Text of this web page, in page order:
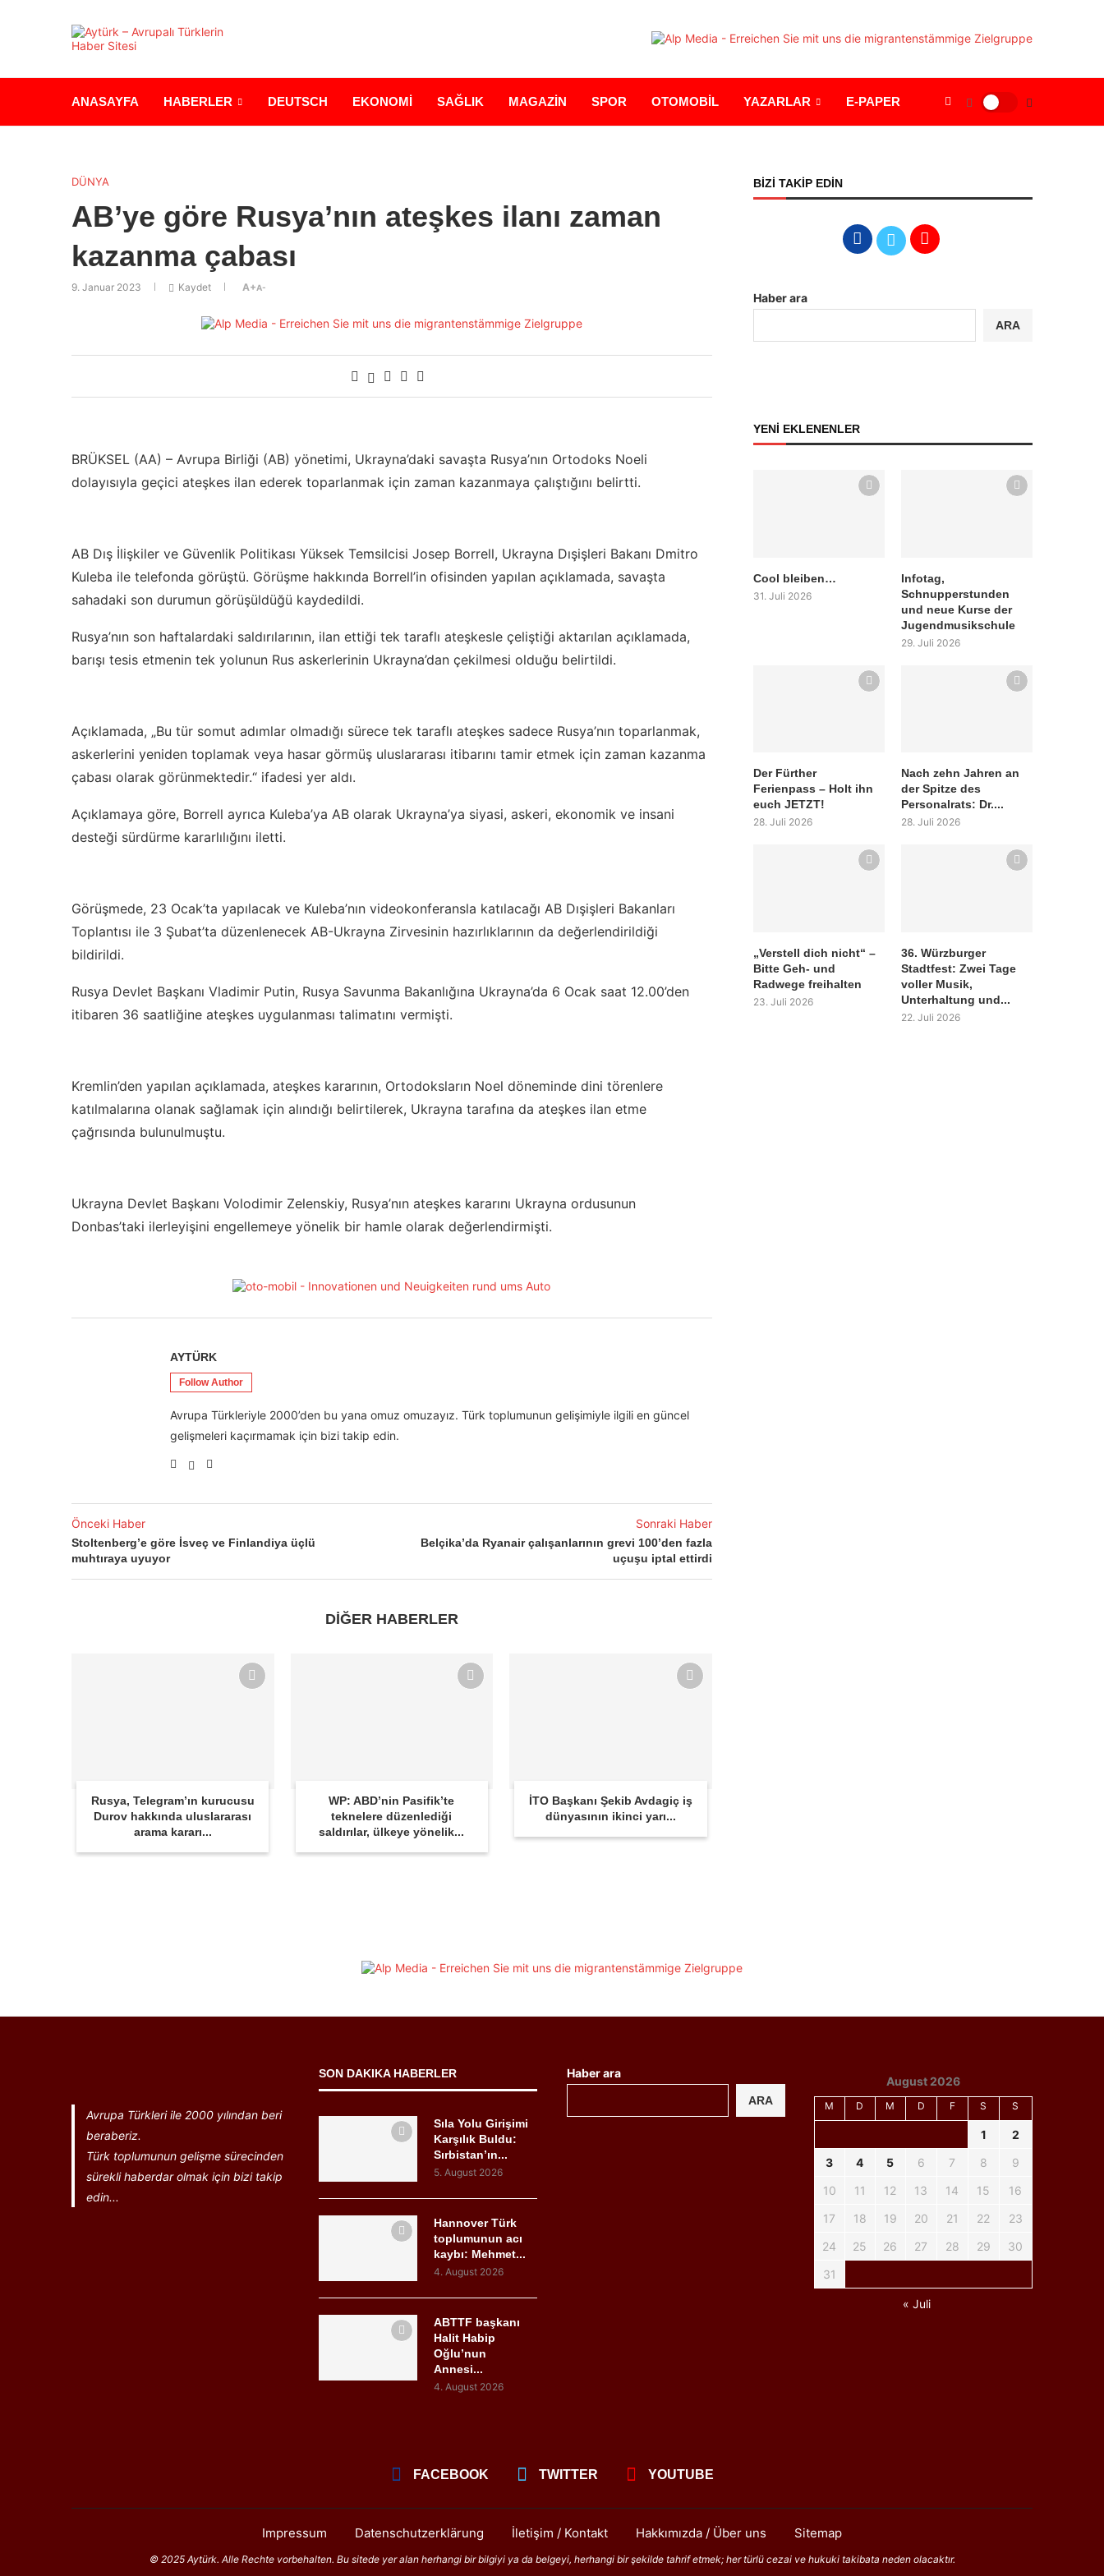
ANASAYFA HABERLER DEUTSCH EKONOMİ SAĞLIK MAGAZİN SPOR OTOMOBİL YAZARLAR E-PAPER
DÜNYA
AB’ye göre Rusya’nın ateşkes ilanı zaman
kazanma çabası
9. Januar 2023 Kaydet A+A-
BRÜKSEL (AA) – Avrupa Birliği (AB) yönetimi, Ukrayna’daki savaşta Rusya’nın Ortodoks Noeli
dolayısıyla geçici ateşkes ilan ederek toparlanmak için zaman kazanmaya çalıştığını belirtti.
AB Dış İlişkiler ve Güvenlik Politikası Yüksek Temsilcisi Josep Borrell, Ukrayna Dışişleri Bakanı Dmitro
Kuleba ile telefonda görüştü. Görüşme hakkında Borrell’in ofisinden yapılan açıklamada, savaşta
sahadaki son durumun görüşüldüğü kaydedildi.
Rusya’nın son haftalardaki saldırılarının, ilan ettiği tek taraflı ateşkesle çeliştiği aktarılan açıklamada,
barışı tesis etmenin tek yolunun Rus askerlerinin Ukrayna’dan çekilmesi olduğu belirtildi.
Açıklamada, „Bu tür somut adımlar olmadığı sürece tek taraflı ateşkes sadece Rusya’nın toparlanmak,
askerlerini yeniden toplamak veya hasar görmüş uluslararası itibarını tamir etmek için zaman kazanma
çabası olarak görünmektedir.“ ifadesi yer aldı.
Açıklamaya göre, Borrell ayrıca Kuleba’ya AB olarak Ukrayna’ya siyasi, askeri, ekonomik ve insani
desteği sürdürme kararlılığını iletti.
Görüşmede, 23 Ocak’ta yapılacak ve Kuleba’nın videokonferansla katılacağı AB Dışişleri Bakanları
Toplantısı ile 3 Şubat’ta düzenlenecek AB-Ukrayna Zirvesinin hazırlıklarının da değerlendirildiği
bildirildi.
Rusya Devlet Başkanı Vladimir Putin, Rusya Savunma Bakanlığına Ukrayna’da 6 Ocak saat 12.00’den
itibaren 36 saatliğine ateşkes uygulanması talimatını vermişti.
Kremlin’den yapılan açıklamada, ateşkes kararının, Ortodoksların Noel döneminde dini törenlere
katılmalarına olanak sağlamak için alındığı belirtilerek, Ukrayna tarafına da ateşkes ilan etme
çağrısında bulunulmuştu.
Ukrayna Devlet Başkanı Volodimir Zelenskiy, Rusya’nın ateşkes kararını Ukrayna ordusunun
Donbas’taki ilerleyişini engellemeye yönelik bir hamle olarak değerlendirmişti.
AYTÜRK
Follow Author
Avrupa Türkleriyle 2000’den bu yana omuz omuzayız. Türk toplumunun gelişimiyle ilgili en güncel
gelişmeleri kaçırmamak için bizi takip edin.
Önceki Haber
Stoltenberg’e göre İsveç ve Finlandiya üçlü
muhtıraya uyuyor
Sonraki Haber
Belçika’da Ryanair çalışanlarının grevi 100’den fazla
uçuşu iptal ettirdi
DİĞER HABERLER
Rusya, Telegram’ın kurucusu
Durov hakkında uluslararası
arama kararı...
WP: ABD’nin Pasifik’te
teknelere düzenlediği
saldırılar, ülkeye yönelik...
İTO Başkanı Şekib Avdagiç iş
dünyasının ikinci yarı...
BİZİ TAKİP EDİN
Haber ara
ARA
YENİ EKLENENLER
Cool bleiben…
31. Juli 2026
Infotag,
Schnupperstunden
und neue Kurse der
Jugendmusikschule
29. Juli 2026
Der Fürther
Ferienpass – Holt ihn
euch JETZT!
28. Juli 2026
Nach zehn Jahren an
der Spitze des
Personalrats: Dr....
28. Juli 2026
„Verstell dich nicht“ –
Bitte Geh- und
Radwege freihalten
23. Juli 2026
36. Würzburger
Stadtfest: Zwei Tage
voller Musik,
Unterhaltung und...
22. Juli 2026
Avrupa Türkleri ile 2000 yılından beri
beraberiz.
Türk toplumunun gelişme sürecinden
sürekli haberdar olmak için bizi takip
edin...
SON DAKIKA HABERLER
Sıla Yolu Girişimi
Karşılık Buldu:
Sırbistan’ın...
5. August 2026
Hannover Türk
toplumunun acı
kaybı: Mehmet...
4. August 2026
ABTTF başkanı
Halit Habip
Oğlu’nun
Annesi...
4. August 2026
Haber ara
ARA
August 2026
M D M D F S S
1
2
3
4 5 6 7 8
9
10
11 12 13 14 15
16
17
18 19 20 21 22
23
24
25 26 27 28 29
30
31
« Juli
FACEBOOK TWITTER YOUTUBE
Impressum Datenschutzerklärung İletişim / Kontakt Hakkımızda / Über uns Sitemap
© 2025 Aytürk. Alle Rechte vorbehalten. Bu sitede yer alan herhangi bir bilgiyi ya da belgeyi, herhangi bir şekilde tahrif etmek; her türlü cezai ve hukuki takibata neden olacaktır.